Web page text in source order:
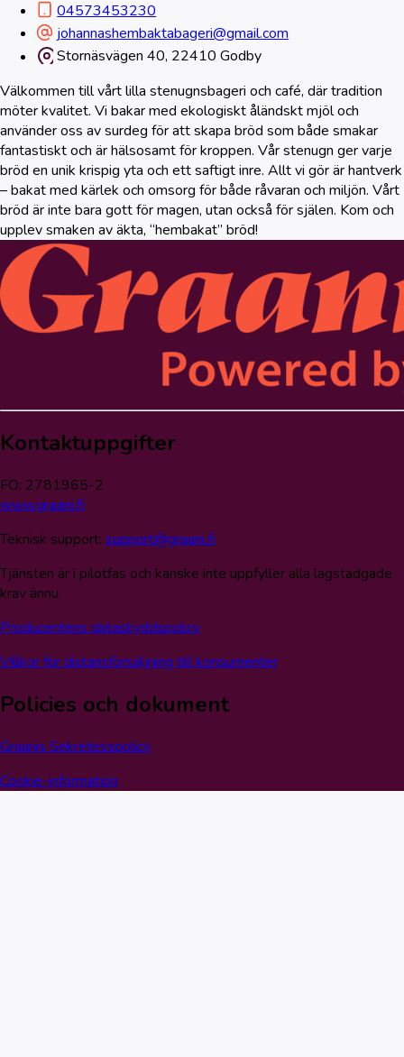
04573453230
johannashembaktabageri@gmail.com
Stornäsvägen 40, 22410 Godby
Välkommen till vårt lilla stenugnsbageri och café, där tradition
möter kvalitet. Vi bakar med ekologiskt åländskt mjöl och
använder oss av surdeg för att skapa bröd som både smakar
fantastiskt och är hälsosamt för kroppen. Vår stenugn ger varje
bröd en unik krispig yta och ett saftigt inre. Allt vi gör är hantverk
– bakat med kärlek och omsorg för både råvaran och miljön. Vårt
bröd är inte bara gott för magen, utan också för själen. Kom och
upplev smaken av äkta, “hembakat” bröd!
Kontaktuppgifter
FO: 2781965-2
www.graani.fi
Teknisk support: support@graani.fi
Tjänsten är i pilotfas och kanske inte uppfyller alla lagstadgade
krav ännu.
Producentens dataskyddspolicy
Villkor för distansförsäljning till konsumenter
Policies och dokument
Graanis Sekretesspolicy
Cookie-information